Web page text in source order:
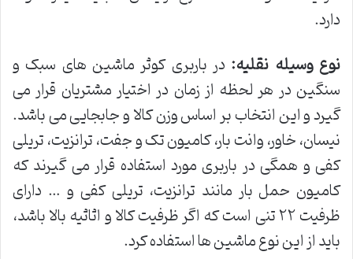
دارد.
نوع وسیله نقلیه: در باربری کوثر ماشین های سبک و
سنگین در هر لحظه از زمان در اختیار مشتریان قرار می
گیرد و این انتخاب بر اساس وزن کالا و جابجایی می باشد.
نیسان، خاور، وانت بار، کامیون تک و جفت، ترانزیت، تریلی
کفی و همگی در باربری مورد استفاده قرار می گیرند که
کامیون حمل بار مانند ترانزیت، تریلی کفی و … دارای
ظرفیت ۲۲ تنی است که اگر ظرفیت کالا و اثاثیه بالا باشد،
باید از این نوع ماشین ها استفاده کرد.